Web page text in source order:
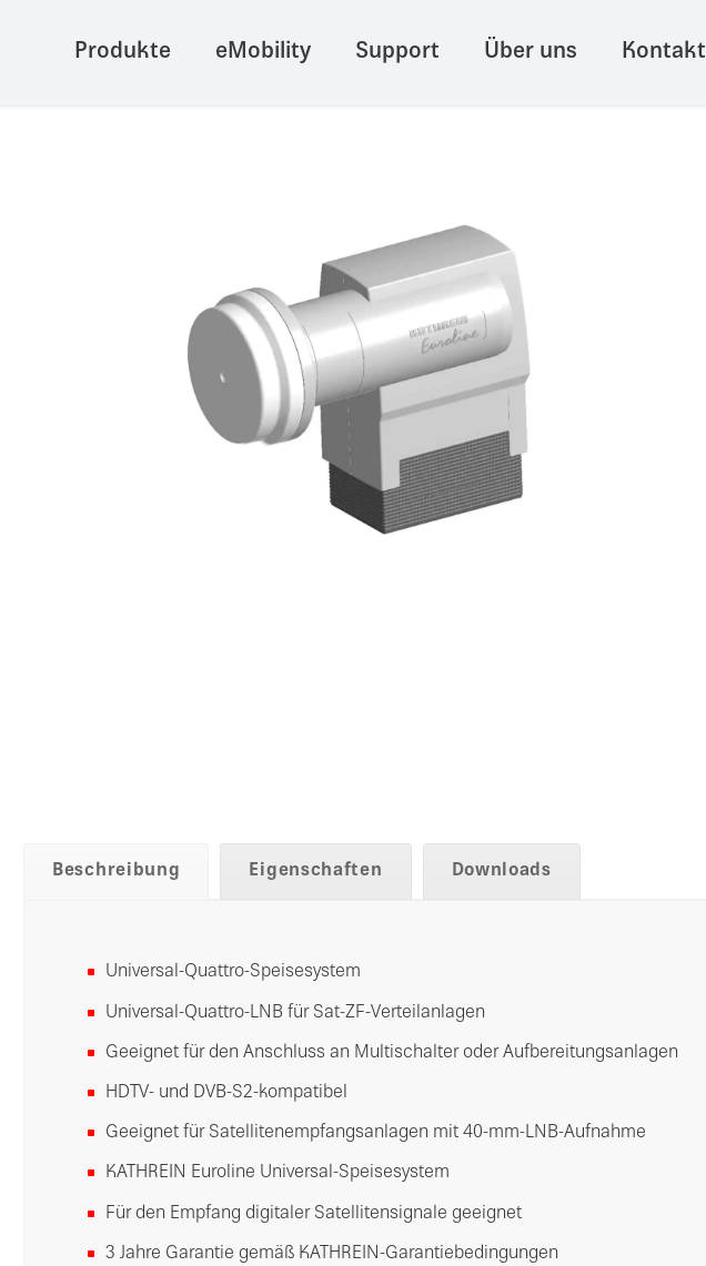
Produkte eMobility Support Über uns Kontakt
Beschreibung Eigenschaften Downloads
Universal-Quattro-Speisesystem
Universal-Quattro-LNB für Sat-ZF-Verteilanlagen
Geeignet für den Anschluss an Multischalter oder Aufbereitungsanlagen
HDTV- und DVB-S2-kompatibel
Geeignet für Satellitenempfangsanlagen mit 40-mm-LNB-Aufnahme
KATHREIN Euroline Universal-Speisesystem
Für den Empfang digitaler Satellitensignale geeignet
3 Jahre Garantie gemäß KATHREIN-Garantiebedingungen